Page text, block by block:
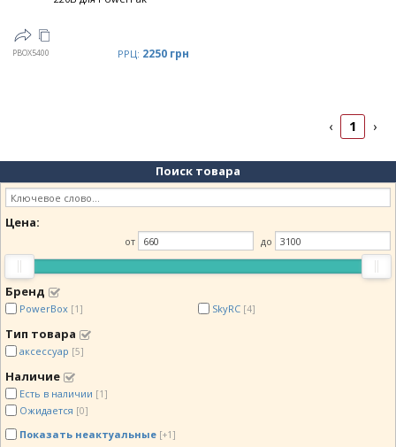
PBOX5400 РРЦ: 2250 грн
‹ 1 ›
Поиск товара
Цена:
от до
Бренд
PowerBox [1] SkyRC [4]
Тип товара
аксессуар [5]
Наличие
Есть в наличии [1]
Ожидается [0]
Показать неактуальные [+1]